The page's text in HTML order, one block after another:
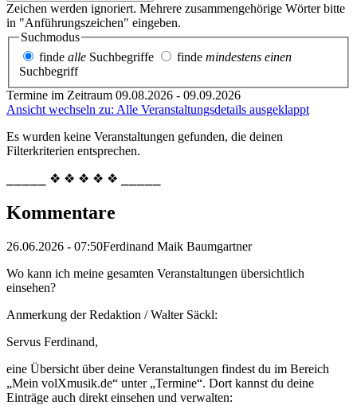
Zeichen werden ignoriert. Mehrere zusammengehörige Wörter bitte
in "Anführungszeichen" eingeben.
Suchmodus
finde alle Suchbegriffe finde mindestens einen
Suchbegriff
Termine im Zeitraum 09.08.2026 - 09.09.2026
Ansicht wechseln zu: Alle Veranstaltungsdetails ausgeklappt
Es wurden keine Veranstaltungen gefunden, die deinen
Filterkriterien entsprechen.
⎯⎯⎯⎯⎯ ❖ ❖ ❖ ❖ ❖ ⎯⎯⎯⎯⎯
Kommentare
26.06.2026 - 07:50Ferdinand Maik Baumgartner
Wo kann ich meine gesamten Veranstaltungen übersichtlich
einsehen?
Anmerkung der Redaktion /Walter Säckl:
Servus Ferdinand,
eine Übersicht über deine Veranstaltungen findest du im Bereich
„Mein volXmusik.de“ unter „Termine“. Dort kannst du deine
Einträge auch direkt einsehen und verwalten: